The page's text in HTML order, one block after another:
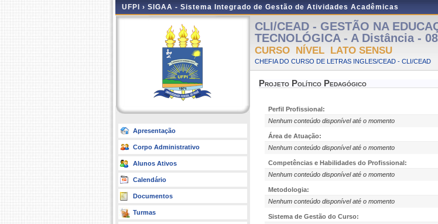
UFPI › SIGAA - Sistema Integrado de Gestão de Atividades Acadêmicas
Apresentação
Corpo Administrativo
Alunos Ativos
Calendário
Documentos
Turmas
CLI/CEAD - GESTÃO NA
TECNOLÓGICA - A Distância -
CURSO NÍVEL LATO SENSU
CHEFIA DO CURSO DE LETRAS INGLES/CEAD - CLI/CEAD
Projeto Político Pedagógico
Perfil Profissional:
Nenhum conteúdo disponível até o momento
Área de Atuação:
Nenhum conteúdo disponível até o momento
Competências e Habilidades do Profissional:
Nenhum conteúdo disponível até o momento
Metodologia:
Nenhum conteúdo disponível até o momento
Sistema de Gestão do Curso: